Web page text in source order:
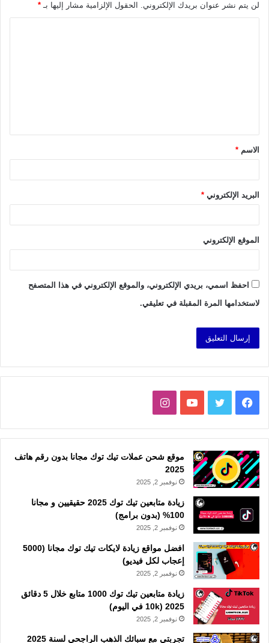
لن يتم نشر عنوان بريدك الإلكتروني. الحقول الإلزامية مشار إليها بـ *
ق
*الاسم *
البريد الإلكتروني *
الموقع الإلكتروني
احفظ اسمي، بريدي الإلكتروني، والموقع الإلكتروني في هذا المتصفح
لاستخدامها المرة المقبلة في تعليقي.
فيسبوك تويتر يوتيوبانستقرام
موقع شحن عملات تيك توك مجانا بدون رقم هاتف
2025
نوفمبر 2, 2025
زيادة متابعين تيك توك 2025 حقيقيين و مجانا
100% (بدون برامج)
نوفمبر 2, 2025
افضل مواقع زيادة لايكات تيك توك مجانا (5000
إعجاب لكل فيديو)
نوفمبر 2, 2025
زيادة متابعين تيك توك 1000 متابع خلال 5 دقائق
2025 (10k في اليوم)
نوفمبر 2, 2025
تجربتي مع سبائك الذهب الراجحي لسنة 2025